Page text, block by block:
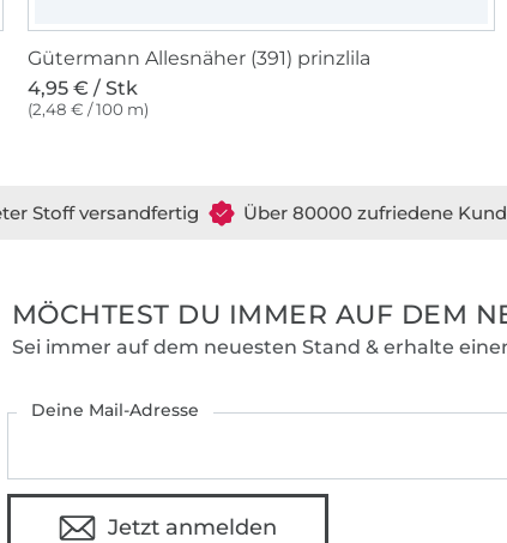
Gütermann Allesnäher (391) prinzlila
4,95 € / Stk
(2,48 € / 100 m)
Stoff versandfertig Über 80000 zufriedene
MÖCHTEST DU IMMER AUF DEM
Sei immer auf dem neuesten Stand & erhalte
Deine Mail-Adresse
Jetzt anmelden